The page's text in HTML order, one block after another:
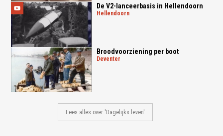
De V2-lanceerbasis in Hellendoorn
hellendoorn
Broodvoorziening per boot
deventer
Lees alles over 'Dagelijks leven'